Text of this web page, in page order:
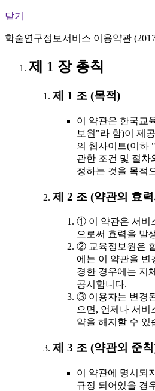
닫기
학술연구정보서비스 이용약관
제 1 장 총칙
제 1 조 (목적)
이 약관은 한국교
보원"라 함)이 제
의 웹사이트(이하
관한 조건 및 절차
정하는 것을 목적
제 2 조 (약관의 효
① 이 약관은 서비
으로써 효력을 발
② 교육정보원은
에는 이 약관을 변
경한 경우에는 지
공시합니다.
③ 이용자는 변경
으면, 언제나 서비
약을 해지할 수 있
제 3 조 (약관외 준
이 약관에 명시되
규정 되어있을 경